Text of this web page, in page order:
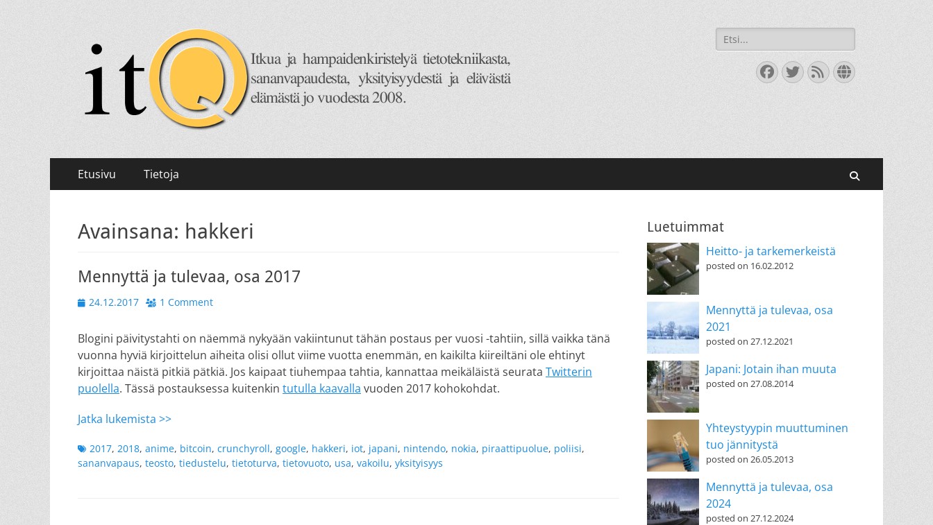
itQ
Itkua ja hammastenkiristelyä jo vuodesta 2008.
Search
for:
Facebook
Twitter
FeedWebsite
Primary
Menu
Etusivu Tietoja
Avainsana: hakkeri
Mennyttä ja tulevaa, osa 2017
Posted
24.12.2017 1 Comment
Blogini päivitystahti on näemmä nykyään vakiintunut tähän postaus per vuosi -tahtiin, sillä vaikka tänä
vuonna hyviä kirjoittelun aiheita olisi ollut viime vuotta enemmän, en kaikilta kiireiltäni ole ehtinyt
kirjoittaa näistä pitkiä pätkiä. Jos kaipaat tiuhempaa tahtia, kannattaa meikäläistä seurata Twitterin
puolella. Tässä postauksessa kuitenkin tutulla kaavalla vuoden 2017 kohokohdat.
Jatka lukemista >>
Tags2017, 2018, anime, bitcoin, crunchyroll, google, hakkeri, iot, japani, nintendo, nokia, piraattipuolue, poliisi,
sananvapaus, teosto, tiedustelu, tietoturva, tietovuoto, usa, vakoilu, yksityisyys
Luetuimmat
Heitto- ja tarkemerkeistä
posted on 16.02.2012
Mennyttä ja tulevaa, osa
2021
posted on 27.12.2021
Japani: Jotain ihan muuta
posted on 27.08.2014
Yhteystyypin muuttuminen
tuo jännitystä
posted on 26.05.2013
Mennyttä ja tulevaa, osa
2024
posted on 27.12.2024